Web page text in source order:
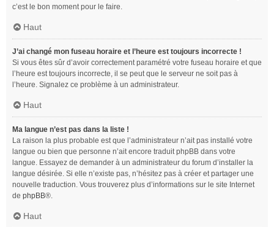
c’est le bon moment pour le faire.
Haut
J’ai changé mon fuseau horaire et l’heure est toujours incorrecte !
Si vous êtes sûr d’avoir correctement paramétré votre fuseau horaire et que
l’heure est toujours incorrecte, il se peut que le serveur ne soit pas à
l’heure. Signalez ce problème à un administrateur.
Haut
Ma langue n’est pas dans la liste !
La raison la plus probable est que l’administrateur n’ait pas installé votre
langue ou bien que personne n’ait encore traduit phpBB dans votre
langue. Essayez de demander à un administrateur du forum d’installer la
langue désirée. Si elle n’existe pas, n’hésitez pas à créer et partager une
nouvelle traduction. Vous trouverez plus d’informations sur le site Internet
de phpBB®.
Haut